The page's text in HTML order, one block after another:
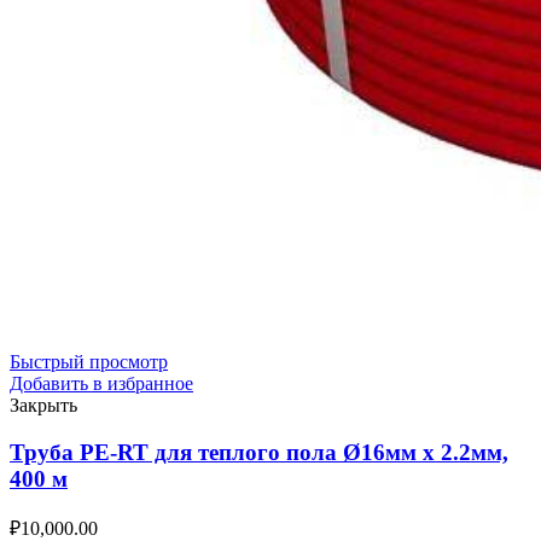
Быстрый просмотр
Добавить в избранное
Закрыть
Труба PE-RT для теплого пола Ø16мм х 2.2мм,
400 м
₽10,000.00